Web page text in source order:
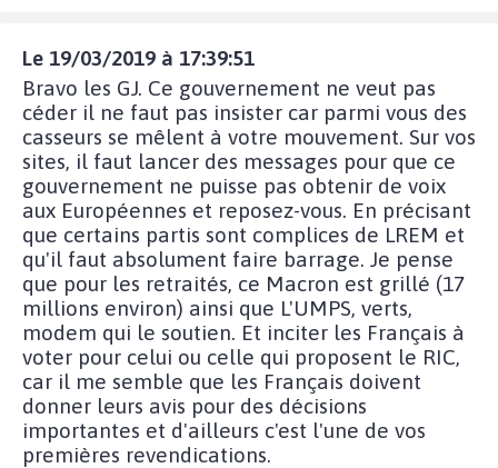
Le 19/03/2019 à 17:39:51
Bravo les GJ. Ce gouvernement ne veut pas
céder il ne faut pas insister car parmi vous des
casseurs se mêlent à votre mouvement. Sur vos
sites, il faut lancer des messages pour que ce
gouvernement ne puisse pas obtenir de voix
aux Européennes et reposez-vous. En précisant
que certains partis sont complices de LREM et
qu'il faut absolument faire barrage. Je pense
que pour les retraités, ce Macron est grillé (17
millions environ) ainsi que L'UMPS, verts,
modem qui le soutien. Et inciter les Français à
voter pour celui ou celle qui proposent le RIC,
car il me semble que les Français doivent
donner leurs avis pour des décisions
importantes et d'ailleurs c'est l'une de vos
premières revendications.